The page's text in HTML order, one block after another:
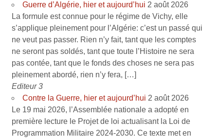
Guerre d’Algérie, hier et aujourd’hui 2 août 2026
La formule est connue pour le régime de Vichy, elle
s’applique pleinement pour l’Algérie: c’est un passé qui
ne veut pas passer. Rien n’y fait, tant que les comptes
ne seront pas soldés, tant que toute l’Histoire ne sera
pas contée, tant que le fonds des choses ne sera pas
pleinement abordé, rien n’y fera, […]
Editeur 3
Contre la Guerre, hier et aujourd’hui 2 août 2026
Le 19 mai 2026, l’Assemblée nationale a adopté en
première lecture le Projet de loi actualisant la Loi de
Programmation Militaire 2024-2030. Ce texte met en